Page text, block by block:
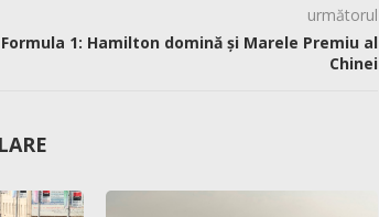
următorul
Formula 1: Hamilton domină și Marele Premiu al
Chinei